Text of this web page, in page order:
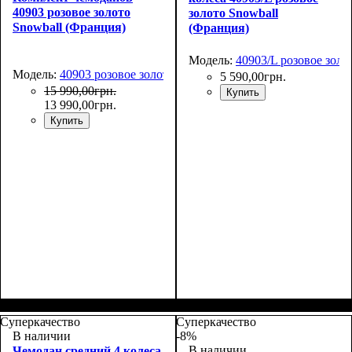
40903 розовое золото
Snowball (Франция)
Модель: 40903 розовое золото
15 990,00грн.
13 990,00грн.
Купить
золото Snowball
(Франция)
Модель: 40903/L розовое
5 590,00грн.
Купить
77х51х31+5
Суперкачество
В наличии
Суперкачество
-8%